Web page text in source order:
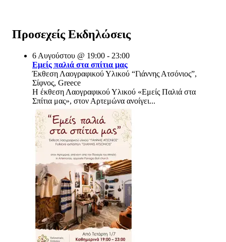
Προσεχείς Εκδηλώσεις
6 Αυγούστου @ 19:00 - 23:00
Εμείς παλιά στα σπίτια μας
Έκθεση Λαογραφικού Υλικού “Γιάννης Ατσόνιος”,
Σίφνος, Greece
Η έκθεση Λαογραφικού Υλικού «Εμείς Παλιά στα
Σπίτια μας», στον Αρτεμώνα ανοίγει...